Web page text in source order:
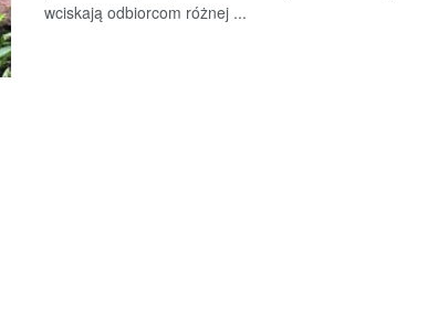
wciskają odbiorcom różnej ...